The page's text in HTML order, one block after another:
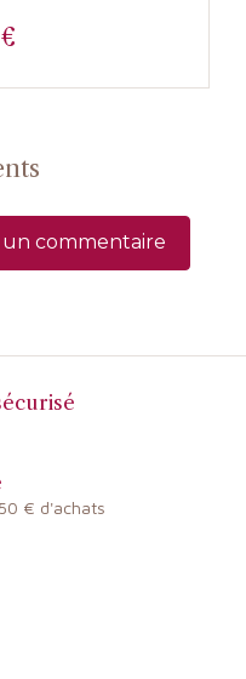
un commentaire
€ d'achats